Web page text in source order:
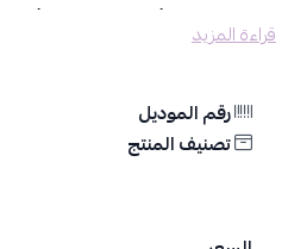
الفاكهة، لضمان أمان وراحة بشرة أطفالك.
الأمثل للاستخدام اليومي في المنزل أو
مناسبة للبشرة الحساسة؛ فهي خالية
قراءة المزيد
رقم الموديل
تصنيف المنتج